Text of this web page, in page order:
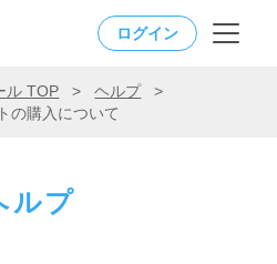
ログイン
ル TOP > ヘルプ
>
の購入について
ルプ